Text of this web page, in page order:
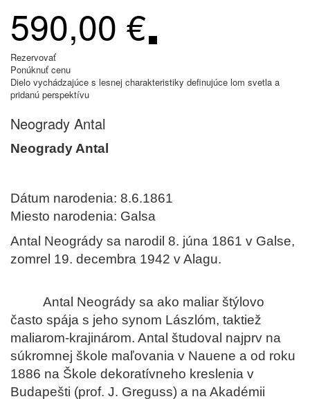
590,00 €
Rezervovať
Ponúknuť cenu
Dielo vychádzajúce s lesnej charakteristiky definujúce lom svetla a
pridanú perspektívu
Neogrady Antal
Neogrady Antal
Dátum narodenia: 8.6.1861
Miesto narodenia: Galsa
Antal Neogrády sa narodil 8. júna 1861 v Galse,
zomrel 19. decembra 1942 v Alagu.
Antal Neogrády sa ako maliar štýlovo
často spája s jeho synom Lászlóm, taktiež
maliarom-krajinárom. Antal študoval najprv na
súkromnej škole maľovania v Nauene a od roku
1886 na Škole dekoratívneho kreslenia v
Budapešti (prof. J. Greguss) a na Akadémii